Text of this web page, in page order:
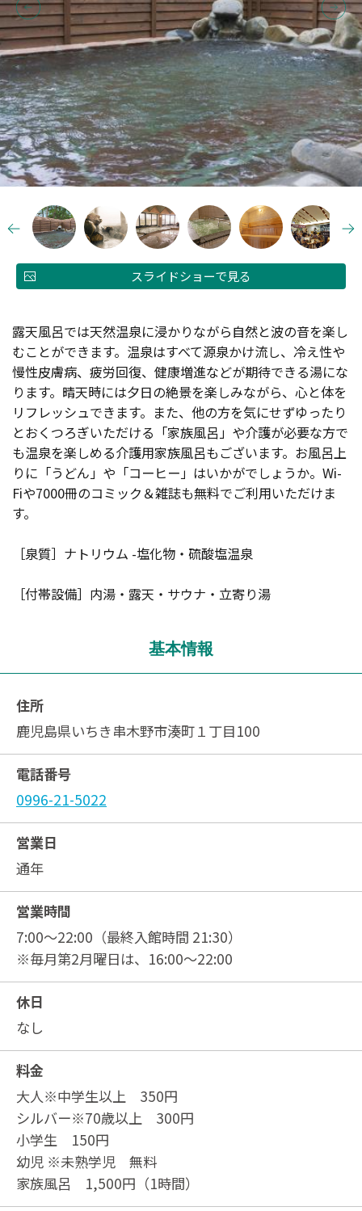
スライドショーで見る
露天風呂では天然温泉に浸かりながら自然と波の音を楽し
むことができます。温泉はすべて源泉かけ流し、冷え性や
慢性皮膚病、疲労回復、健康増進などが期待できる湯にな
ります。晴天時には夕日の絶景を楽しみながら、心と体を
リフレッシュできます。また、他の方を気にせずゆったり
とおくつろぎいただける「家族風呂」や介護が必要な方で
も温泉を楽しめる介護用家族風呂もございます。お風呂上
りに「うどん」や「コーヒー」はいかがでしょうか。Wi-
Fiや7000冊のコミック＆雑誌も無料でご利用いただけま
す。
［泉質］ナトリウム -塩化物・硫酸塩温泉
［付帯設備］内湯・露天・サウナ・立寄り湯
基本情報
住所
鹿児島県いちき串木野市湊町１丁目100
電話番号
0996-21-5022
営業日
通年
営業時間
7:00〜22:00（最終入館時間 21:30）
※毎月第2月曜日は、16:00〜22:00
休日
なし
料金
大人※中学生以上 350円
シルバー※70歳以上 300円
小学生 150円
幼児 ※未熟学児 無料
家族風呂 1,500円（1時間）